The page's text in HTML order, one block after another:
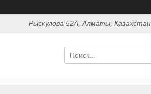
Рыскулова 52А, Алматы, Казахстан